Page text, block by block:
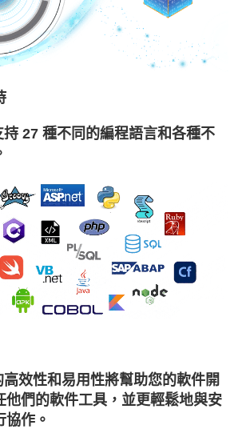
27 種不同的編程語言和各種不
效性和易用性將幫助您的軟件開
他們的軟件工具，並更輕鬆地與安
協作。